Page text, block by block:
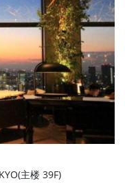
主楼 39F)